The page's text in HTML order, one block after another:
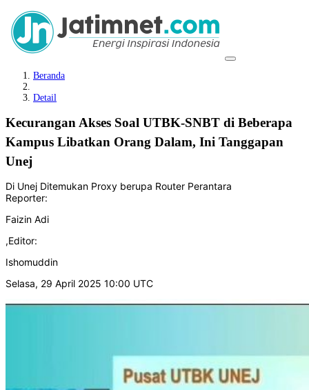
Beranda
Detail
Kecurangan Akses Soal UTBK-SNBT di Beberapa
Kampus Libatkan Orang Dalam, Ini Tanggapan
Unej
Di Unej Ditemukan Proxy berupa Router Perantara
Reporter:
Faizin Adi
,Editor:
Ishomuddin
Selasa, 29 April 2025 10:00 UTC